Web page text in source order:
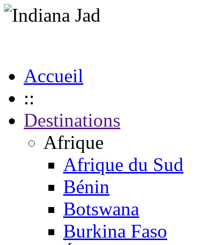
Accueil
::
Destinations
Afrique
Afrique du Sud
Bénin
Botswana
Burkina Faso